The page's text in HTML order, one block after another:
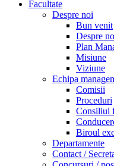
Facultate
Despre noi
Bun venit
Despre
Plan
Misiune
Viziune
Echipa
Comisii
Proceduri
Consiliul
Biroul
Departamente
Contact /